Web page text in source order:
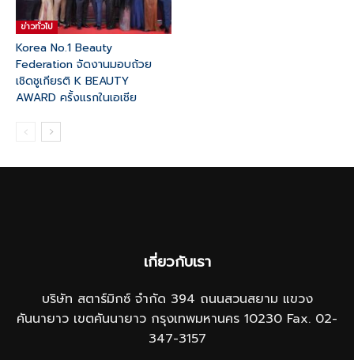
ข่าวทั่วไป
Korea No.1 Beauty
Federation จัดงานมอบถ้วย
เชิดชูเกียรติ K BEAUTY
AWARD ครั้งแรกในเอเชีย
เกี่ยวกับเรา
บริษัท สตาร์มิกซ์ จำกัด 394 ถนนสวนสยาม แขวง
คันนายาว เขตคันนายาว กรุงเทพมหานคร 10230 Fax. 02-
347-3157